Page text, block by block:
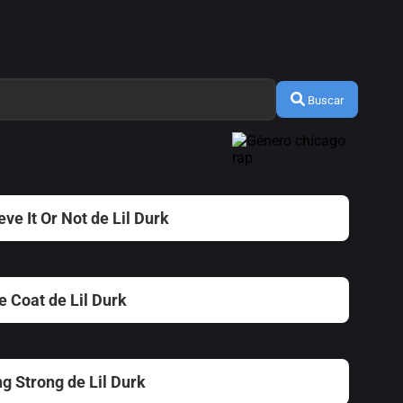
Buscar
It Or Not de Lil Durk
Coat de Lil Durk
Strong de Lil Durk